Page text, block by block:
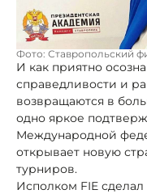
Фото: Ставропольский
И как приятно
справедливости и
возвращаются в
одно яркое
Международной
открывает новую
турниров.
Исполком FIE